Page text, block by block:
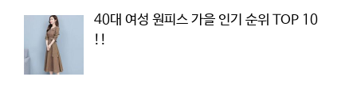
40대 여성 원피스 가을 인기 순위 TOP 10
!!